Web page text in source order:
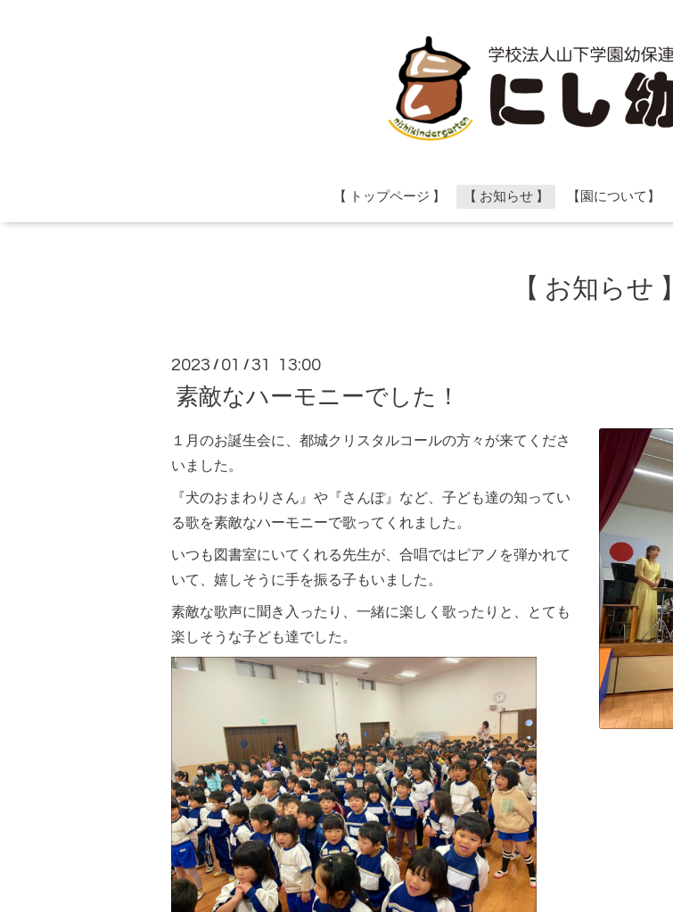
【 トップページ 】 【 お知らせ 】 【園について】
【 お知らせ 】
2023 / 01 /31 13:00
素敵なハーモニーでした！
１月のお誕生会に、都城クリスタルコールの方々が来てくださ
いました。
『犬のおまわりさん』や『さんぽ』など、子ども達の知ってい
る歌を素敵なハーモニーで歌ってくれました。
いつも図書室にいてくれる先生が、合唱ではピアノを弾かれて
いて、嬉しそうに手を振る子もいました。
素敵な歌声に聞き入ったり、一緒に楽しく歌ったりと、とても
楽しそうな子ども達でした。